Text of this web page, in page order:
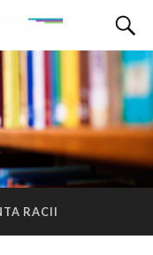
RACII